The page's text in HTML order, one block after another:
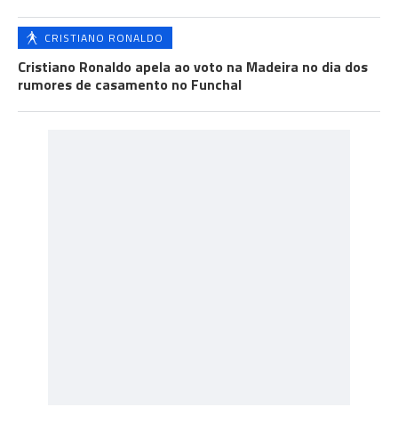
CRISTIANO RONALDO
Cristiano Ronaldo apela ao voto na Madeira no dia dos
rumores de casamento no Funchal